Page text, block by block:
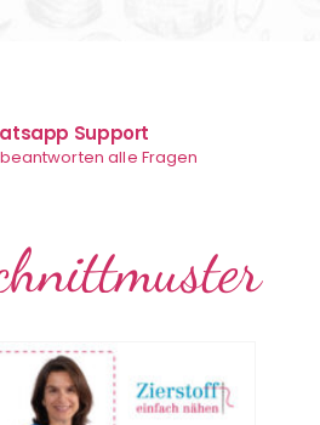
Support
alle Fragen